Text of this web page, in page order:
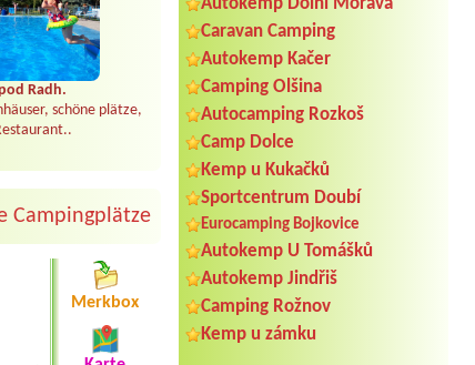
Autokemp Dolní Morava
Caravan Camping
Autokemp Kačer
Camping Olšina
Autocamping Rozkoš
Camp Dolce
Kemp u Kukačků
Sportcentrum Doubí
Eurocamping Bojkovice
Autokemp U Tomášků
Autokemp Jindřiš
Camping Rožnov
Kemp u zámku
Termin ab 2026-08-05 |Vodácké
tábořiště Cakle
2 osoby
Termin ab 2026-07-31 |
Radh.
schöne plätze,
Campingplätze
Merkbox